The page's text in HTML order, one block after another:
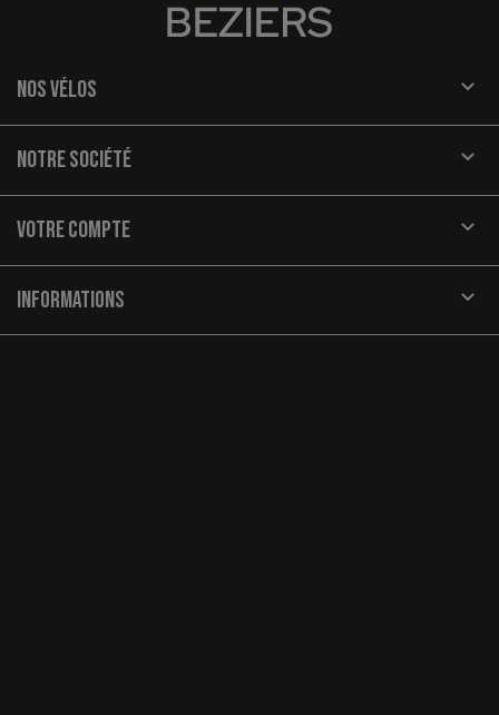
NOS VÉLOS 
NOTRE SOCIÉTÉ 
VOTRE COMPTE 
INFORMATIONS keyboard_arrow_down